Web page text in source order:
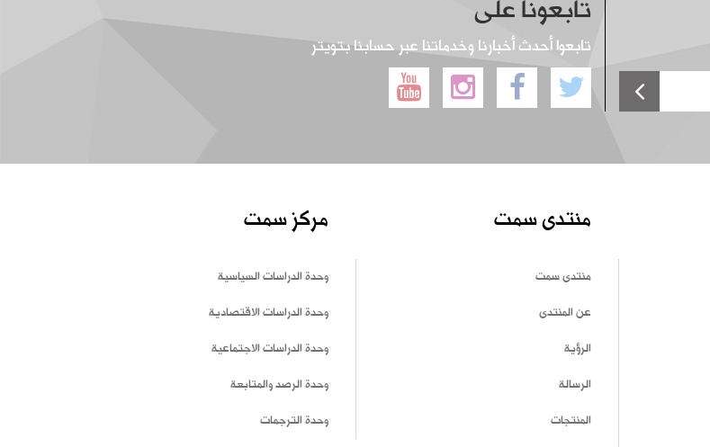
تابعونا على
تابعوا أحدث أخبارنا وخدماتنا عبر حسابنا بتويتر
منتدى سمت
منتدى سمت
عن المنتدى
الرؤية
الرسالة
المنتجات
مركز سمت
وحدة الدراسات السياسية
وحدة الدراسات الاقتصادية
وحدة الدراسات الاجتماعية
وحدة الرصد والمتابعة
وحدة الترجمات